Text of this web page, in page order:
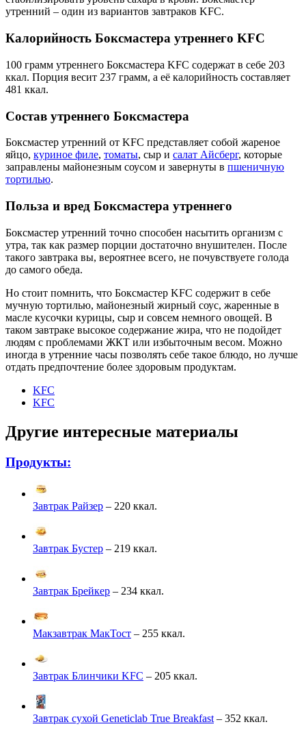
утренний – один из вариантов завтраков KFC.
Калорийность Боксмастера утреннего KFC
100 грамм утреннего Боксмастера KFC содержат в себе 203
ккал. Порция весит 237 грамм, а её калорийность составляет
481 ккал.
Состав утреннего Боксмастера
Боксмастер утренний от KFC представляет собой жареное
яйцо, куриное филе, томаты, сыр и салат Айсберг, которые
заправлены майонезным соусом и завернуты в пшеничную
тортилью.
Польза и вред Боксмастера утреннего
Боксмастер утренний точно способен насытить организм с
утра, так как размер порции достаточно внушителен. После
такого завтрака вы, вероятнее всего, не почувствуете голода
до самого обеда.
Но стоит помнить, что Боксмастер KFC содержит в себе
мучную тортилью, майонезный жирный соус, жаренные в
масле кусочки курицы, сыр и совсем немного овощей. В
таком завтраке высокое содержание жира, что не подойдет
людям с проблемами ЖКТ или избыточным весом. Можно
иногда в утренние часы позволять себе такое блюдо, но лучше
отдать предпочтение более здоровым продуктам.
KFC
KFC
Другие интересные материалы
Продукты:
Завтрак Райзер – 220 ккал.
Завтрак Бустер – 219 ккал.
Завтрак Брейкер – 234 ккал.
Макзавтрак МакТост – 255 ккал.
Завтрак Блинчики KFC – 205 ккал.
Завтрак сухой Geneticlab True Breakfast – 352 ккал.